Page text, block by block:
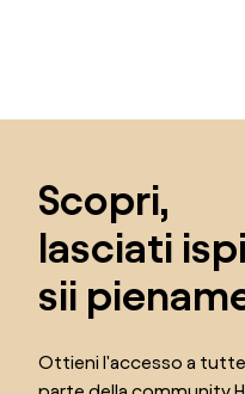
Scopri,
lasciati
sii
Ottieni l'accesso a